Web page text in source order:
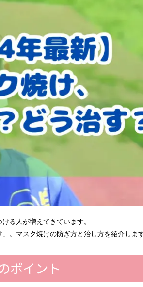
る人が増えてきています。
。マスク焼けの防ぎ方と治し方を紹介します
ポイント